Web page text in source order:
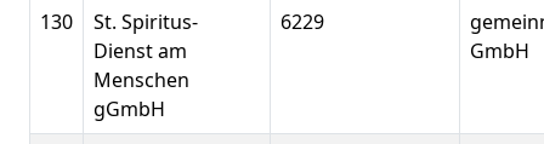
130
St. Spiritus-
Dienst am
Menschen
gGmbH
6229
GmbH